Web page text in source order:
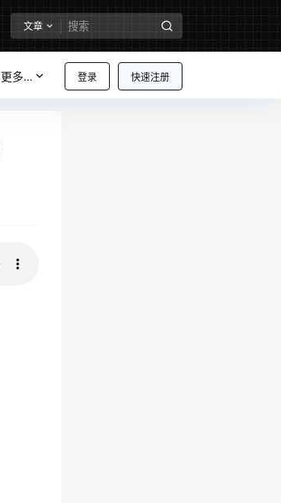
文章
登录 快速注册
更多…